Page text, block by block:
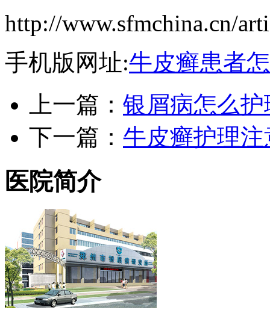
http://www.sfmchina.cn/
手机版网址:牛皮癣患者
上一篇： 银屑病怎么护
下一篇： 牛皮癣护理
医院简介